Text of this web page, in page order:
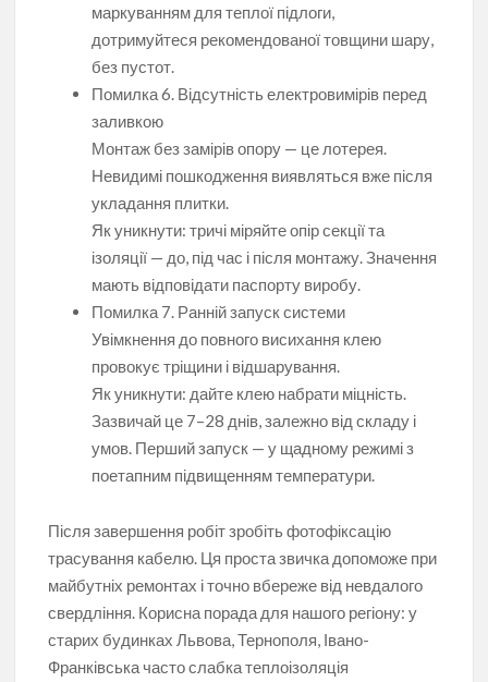
маркуванням для теплої підлоги,
дотримуйтеся рекомендованої товщини шару,
без пустот.
Помилка 6. Відсутність електровимірів перед
заливкою
Монтаж без замірів опору — це лотерея.
Невидимі пошкодження виявляться вже після
укладання плитки.
Як уникнути: тричі міряйте опір секції та
ізоляції — до, під час і після монтажу. Значення
мають відповідати паспорту виробу.
Помилка 7. Ранній запуск системи
Увімкнення до повного висихання клею
провокує тріщини і відшарування.
Як уникнути: дайте клею набрати міцність.
Зазвичай це 7–28 днів, залежно від складу і
умов. Перший запуск — у щадному режимі з
поетапним підвищенням температури.
Після завершення робіт зробіть фотофіксацію
трасування кабелю. Ця проста звичка допоможе при
майбутніх ремонтах і точно вбереже від невдалого
свердління. Корисна порада для нашого регіону: у
старих будинках Львова, Тернополя, Івано-
Франківська часто слабка теплоізоляція